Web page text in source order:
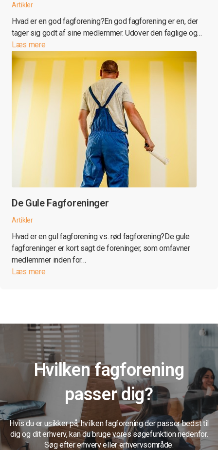
Artikler
Hvad er en god fagforening?En god fagforening er en, der
tager sig godt af sine medlemmer. Udover den faglige og…
Læs mere
De Gule Fagforeninger
Artikler
Hvad er en gul fagforening vs. rød fagforening?De gule
fagforeninger er kort sagt de foreninger, som omfavner
medlemmer inden for…
Læs mere
Hvilken fagforening
passer dig?
Hvis du er usikker på, hvilken fagforening der passer bedst til
dig og dit erhverv, kan du bruge vores søgefunktion nedenfor.
Søg efter erhverv eller erhvervsområde.